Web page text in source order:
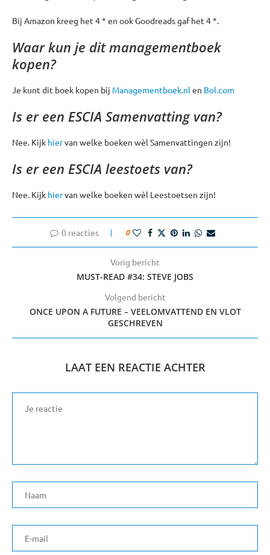
Bij Amazon kreeg het 4 * en ook Goodreads gaf het 4 *.
Waar kun je dit managementboek
kopen?
Je kunt dit boek kopen bij Managementboek.nl en Bol.com
Is er een ESCIA Samenvatting van?
Nee. Kijk hiervan welke boeken wèl Samenvattingen zijn!
Is er een ESCIA leestoets van?
Nee. Kijk hiervan welke boeken wèl Leestoetsen zijn!
0 reacties 0
Vorig bericht
MUST-READ #34: STEVE JOBS
Volgend bericht
ONCE UPON A FUTURE – VEELOMVATTEND EN VLOT
GESCHREVEN
LAAT EEN REACTIE ACHTER